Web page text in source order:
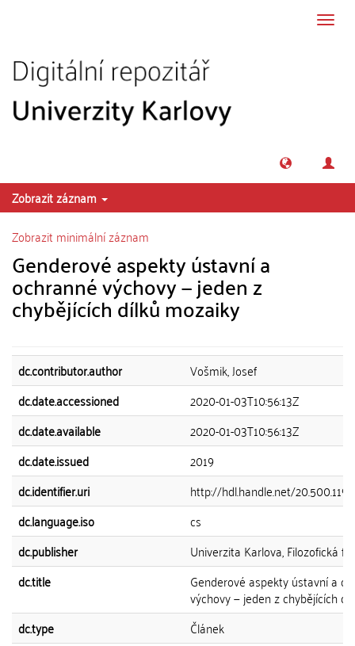
Zobrazit záznam
Zobrazit minimální záznam
Genderové aspekty ústavní a
ochranné výchovy — jeden z
chybějících dílků mozaiky
dc.contributor.author
Vošmik, Josef
dc.date.accessioned
2020-01-03T10:56:13Z
dc.date.available
2020-01-03T10:56:13Z
dc.date.issued
2019
dc.identifier.uri
http://hdl.handle.net/
dc.language.iso
cs
dc.publisher
Univerzita Karlova, Filozofická
dc.title
Genderové aspekty ústavní a
výchovy — jeden z chybějících
dc.type
Článek